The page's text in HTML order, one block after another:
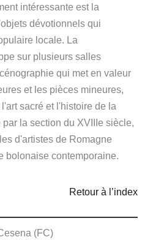
intéressante est la
dévotionnels qui
locale. La
sur plusieurs salles
qui met en valeur
et les pièces mineures,
sacré et l'histoire de la
la section du XVIIIe siècle,
d'artistes de Romagne
bolonaise contemporaine.
Retour à l’index
(FC)